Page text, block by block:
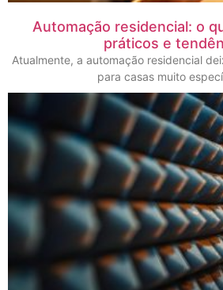
Automação residencial: o
práticos e
Atualmente, a automação residencial
para casas muito